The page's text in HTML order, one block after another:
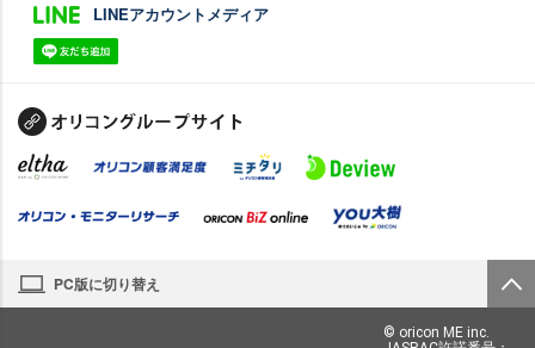
LINEアカウントメディア
PC版に切り替え
© oricon ME inc.